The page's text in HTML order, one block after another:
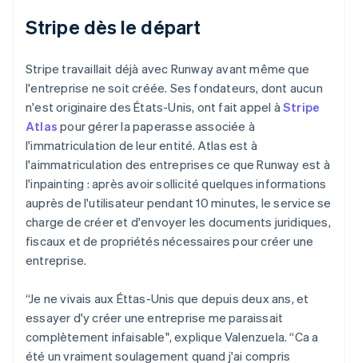
Stripe dès le départ
Stripe travaillait déjà avec Runway avant même que
l'entreprise ne soit créée. Ses fondateurs, dont aucun
n'est originaire des États-Unis, ont fait appel àStripe
Atlas pour gérer la paperasse associée à
l'immatriculation de leur entité. Atlas est à
l'aimmatriculation des entreprises ce que Runway est à
l'inpainting : après avoir sollicité quelques informations
auprès de l'utilisateur pendant 10 minutes, le service se
charge de créer et d'envoyer les documents juridiques,
fiscaux et de propriétés nécessaires pour créer une
entreprise.
“Je ne vivais aux Éttas-Unis que depuis deux ans, et
essayer d'y créer une entreprise me paraissait
complètement infaisable", explique Valenzuela. “Ca a
été un vraiment soulagement quand j'ai compris
Allemagne
DeutschEnglish
Australie
Autriche
Deutsch English
Belgique
Nederlands FrançaisDeutschEnglish